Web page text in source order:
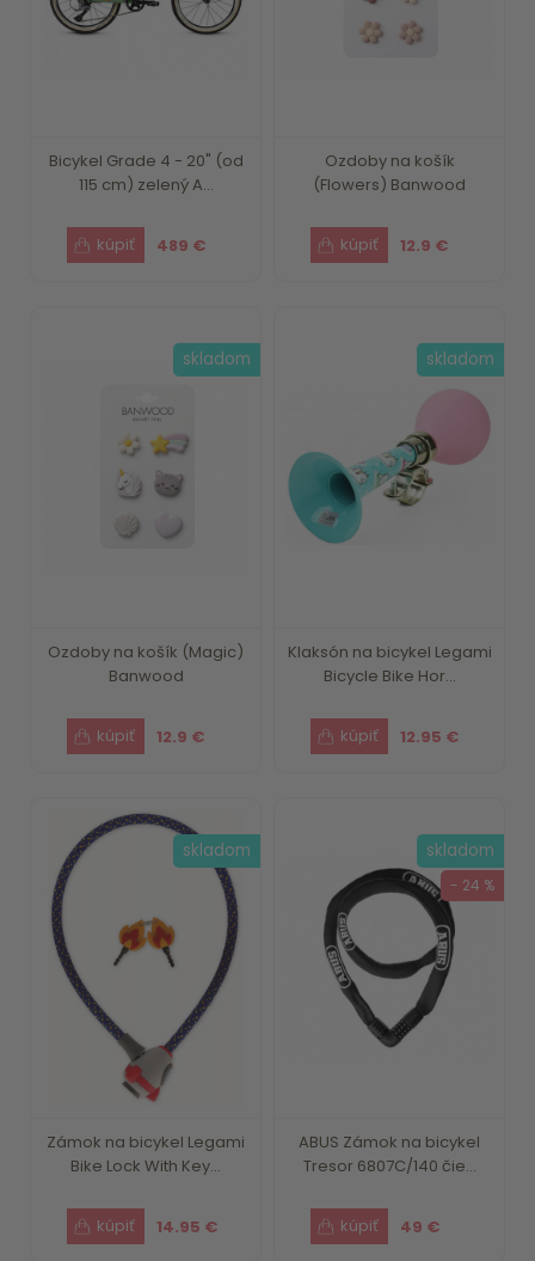
Bicykel Grade 4 - 20" (od
115 cm) zelený A...
489 €
Ozdoby na košík
(Flowers) Banwood
12.9 €
Ozdoby na košík (Magic)
Banwood
12.9 €
skladom
Klaksón na bicykel Legami
Bicycle Bike Hor...
12.95 €
skladom
Zámok na bicykel Legami
Bike Lock With Key...
14.95 €
skladom
ABUS Zámok na bicykel
Tresor 6807C/140 čie...
49 €
skladom
- 24 %